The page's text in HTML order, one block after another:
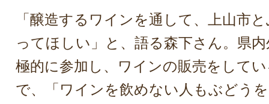
「醸造するワインを通して、上山市
ってほしい」と、語る森下さん。県
極的に参加し、ワインの販売をして
で、「ワインを飲めない人もぶどう